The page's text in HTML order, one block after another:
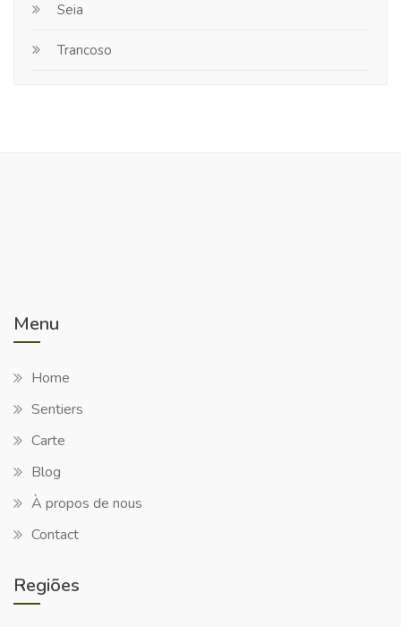
Seia
Trancoso
Menu
Home
Sentiers
Carte
Blog
À propos de nous
Contact
Regiões